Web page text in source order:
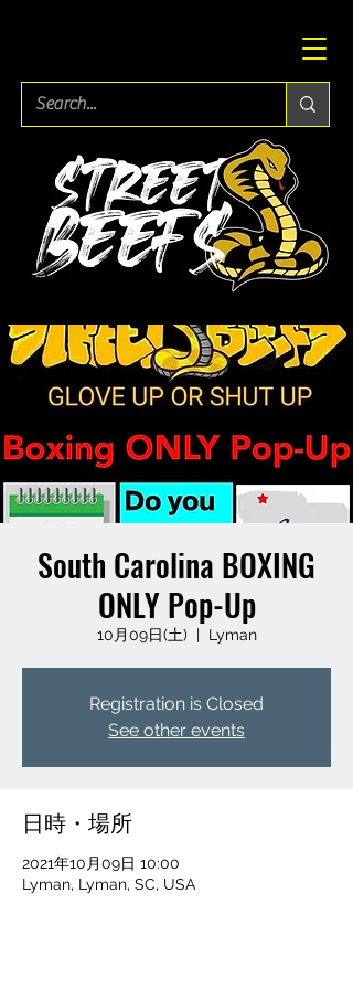
South Carolina BOXING
ONLY Pop-Up
10月09日(土)
  |
Lyman
Registration is Closed
See other events
日時・場所
2021年10月09日 10:00
Lyman, Lyman, SC, USA